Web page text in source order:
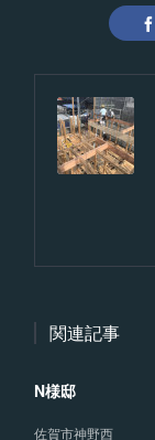
関連記事
N様邸
佐賀市神野西